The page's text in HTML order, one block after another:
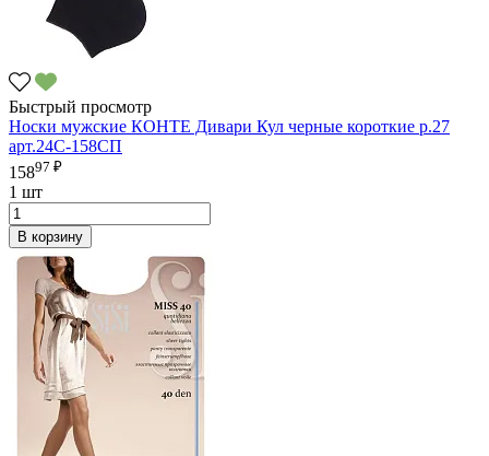
Быстрый просмотр
Носки мужские КОНТЕ Дивари Кул черные короткие р.27
арт.24С-158СП
15897 ₽
1 шт
В корзину